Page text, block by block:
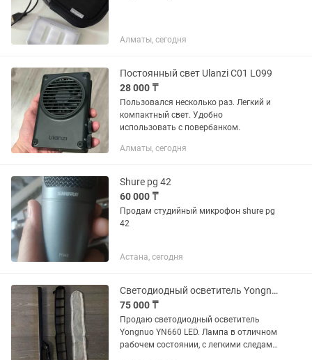
Алматы, сегодня
Постоянный свет Ulanzi C01 L099
28 000 ₸
Пользовался несколько раз. Легкий и
компактный свет. Удобно
использовать с повербанком.
Алматы, сегодня
Shure pg 42
60 000 ₸
Продам студийный микрофон shure pg
42
Астана, сегодня
Светодиодный осветитель Yongnuo YN660 LED
75 000 ₸
Продаю светодиодный осветитель
Yongnuo YN660 LED. Лампа в отличном
рабочем состоянии, с легкими следами